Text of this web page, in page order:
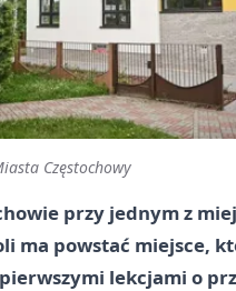
Częstochowy
przy jednym z
ma powstać miejsce,
lekcjami o